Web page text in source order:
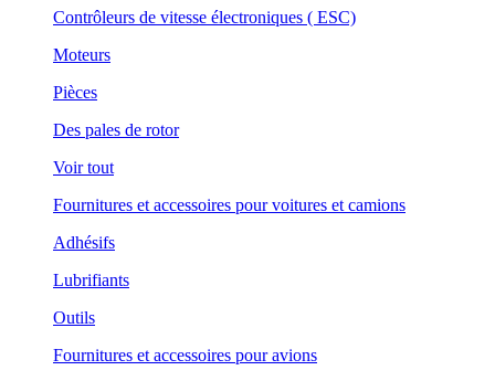
Contrôleurs de vitesse électroniques ( ESC)
Moteurs
Pièces
Des pales de rotor
Voir tout
Fournitures et accessoires pour voitures et camions
Adhésifs
Lubrifiants
Outils
Fournitures et accessoires pour avions